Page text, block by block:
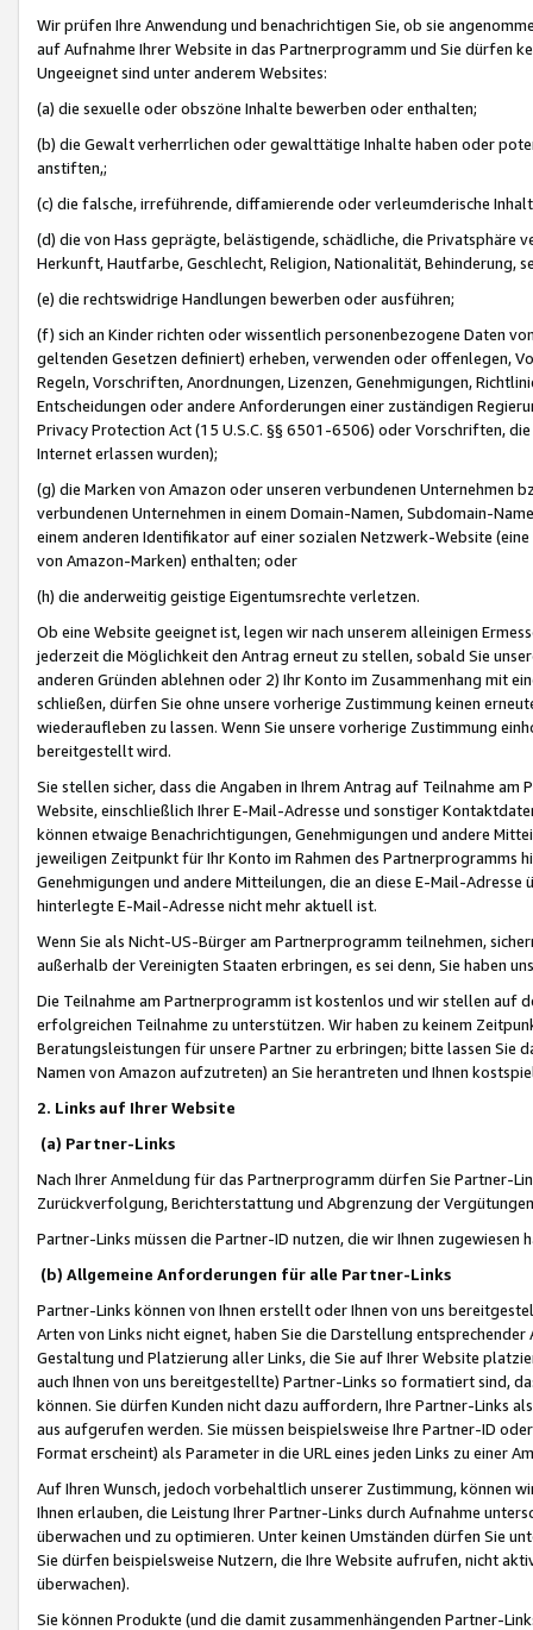
Wir prüfen Ihre Anwendung und benachrichtigen Sie, ob sie
auf Aufnahme Ihrer Website in das Partnerprogramm und Sie dürfen
Ungeeignet sind unter anderem Websites:
(a) die sexuelle oder obszöne Inhalte bewerben oder enthalten;
(b) die Gewalt verherrlichen oder gewalttätige Inhalte haben oder
anstiften,;
(c) die falsche, irreführende, diffamierende oder verleumderische
(d) die von Hass geprägte, belästigende, schädliche, die Privatsphäre
Herkunft, Hautfarbe, Geschlecht, Religion, Nationalität, Behinderung,
(e) die rechtswidrige Handlungen bewerben oder ausführen;
(f) sich an Kinder richten oder wissentlich personenbezogene Daten
geltenden Gesetzen definiert) erheben, verwenden oder offenlegen,
Regeln, Vorschriften, Anordnungen, Lizenzen, Genehmigungen,
Entscheidungen oder andere Anforderungen einer zuständigen
Privacy Protection Act (15 U.S.C. §§ 6501-6506) oder Vorschriften,
Internet erlassen wurden);
(g) die Marken von Amazon oder unseren verbundenen Unternehmen
verbundenen Unternehmen in einem Domain-Namen, Subdomain-
einem anderen Identifikator auf einer sozialen Netzwerk-Website
von Amazon-Marken) enthalten; oder
(h) die anderweitig geistige Eigentumsrechte verletzen.
Ob eine Website geeignet ist, legen wir nach unserem alleinigen
jederzeit die Möglichkeit den Antrag erneut zu stellen, sobald Sie
anderen Gründen ablehnen oder 2) Ihr Konto im Zusammenhang mit
schließen, dürfen Sie ohne unsere vorherige Zustimmung keinen
wiederaufleben zu lassen. Wenn Sie unsere vorherige Zustimmung
bereitgestellt wird.
Sie stellen sicher, dass die Angaben in Ihrem Antrag auf Teilnahme
Website, einschließlich Ihrer E-Mail-Adresse und sonstiger
können etwaige Benachrichtigungen, Genehmigungen und andere
jeweiligen Zeitpunkt für Ihr Konto im Rahmen des Partnerprogramms
Genehmigungen und andere Mitteilungen, die an diese E-Mail-
hinterlegte E-Mail-Adresse nicht mehr aktuell ist.
Wenn Sie als Nicht-US-Bürger am Partnerprogramm teilnehmen,
außerhalb der Vereinigten Staaten erbringen, es sei denn, Sie haben
Die Teilnahme am Partnerprogramm ist kostenlos und wir stellen auf
erfolgreichen Teilnahme zu unterstützen. Wir haben zu keinem
Beratungsleistungen für unsere Partner zu erbringen; bitte lassen Sie
Namen von Amazon aufzutreten) an Sie herantreten und Ihnen
2. Links auf Ihrer Website
(a) Partner-Links
Nach Ihrer Anmeldung für das Partnerprogramm dürfen Sie Partner-
Zurückverfolgung, Berichterstattung und Abgrenzung der
Partner-Links müssen die Partner-ID nutzen, die wir Ihnen zugewiesen
(b) Allgemeine Anforderungen für alle Partner-Links
Partner-Links können von Ihnen erstellt oder Ihnen von uns
Arten von Links nicht eignet, haben Sie die Darstellung
Gestaltung und Platzierung aller Links, die Sie auf Ihrer Website
auch Ihnen von uns bereitgestellte) Partner-Links so formatiert sind,
können. Sie dürfen Kunden nicht dazu auffordern, Ihre Partner-Links
aus aufgerufen werden. Sie müssen beispielsweise Ihre Partner-ID
Format erscheint) als Parameter in die URL eines jeden Links zu einer
Auf Ihren Wunsch, jedoch vorbehaltlich unserer Zustimmung, können
Ihnen erlauben, die Leistung Ihrer Partner-Links durch Aufnahme
überwachen und zu optimieren. Unter keinen Umständen dürfen Sie
Sie dürfen beispielsweise Nutzern, die Ihre Website aufrufen, nicht
überwachen).
Sie können Produkte (und die damit zusammenhängenden Partner-